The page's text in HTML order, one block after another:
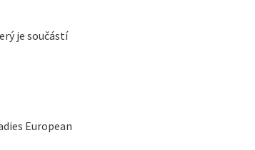
je součástí
European